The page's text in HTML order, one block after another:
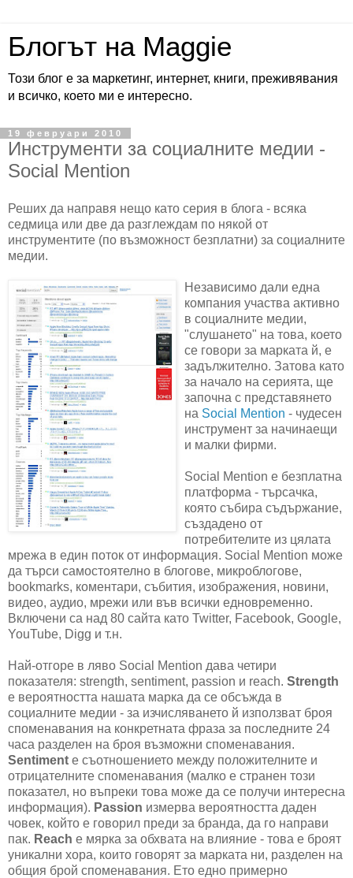
Блогът на Maggie
Този блог е за маркетинг, интернет, книги, преживявания
и всичко, което ми е интересно.
19 февруари 2010
Инструменти за социалните медии -
Social Mention
Реших да направя нещо като серия в блога - всяка
седмица или две да разглеждам по някой от
инструментите (по възможност безплатни) за социалните
медии.
Независимо дали една
компания участва активно
в социалните медии,
"слушането" на това, което
се говори за марката й, е
задължително. Затова като
за начало на серията, ще
започна с представянето
на Social Mention - чудесен
инструмент за начинаещи
и малки фирми.
Social Mention е безплатна
платформа - търсачка,
която събира съдържание,
създадено от
потребителите из цялата
мрежа в един поток от информация. Social Mention може
да търси самостоятелно в блогове, микроблогове,
bookmarks, коментари, събития, изображения, новини,
видео, аудио, мрежи или във всички едновременно.
Включени са над 80 сайта като Twitter, Facebook, Google,
YouTube, Digg и т.н.
Най-отгоре в ляво Social Mention дава четири
показателя: strength, sentiment, passion и reach. Strength
е вероятността нашата марка да се обсъжда в
социалните медии - за изчисляването й използват броя
споменавания на конкретната фраза за последните 24
часа разделен на броя възможни споменавания.
Sentiment е съотношението между положителните и
отрицателните споменавания (малко е странен този
показател, но въпреки това може да се получи интересна
информация). Passion измерва вероятността даден
човек, който е говорил преди за бранда, да го направи
пак. Reach е мярка за обхвата на влияние - това е броят
уникални хора, които говорят за марката ни, разделен на
общия брой споменавания. Ето едно примерно